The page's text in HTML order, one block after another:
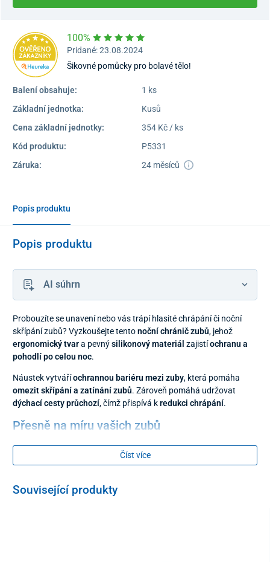
100%
Pridané: 23.08.2024
Šikovné pomůcky pro bolavé tělo!
Balení obsahuje:
1 ks
Základní jednotka:
Kusů
Cena základní jednotky:
354 Kč / ks
Kód produktu:
P5331
Záruka:
24 měsíců
Popis produktu
Popis produktu
AI súhrn
Probouzíte se unavení nebo vás trápí hlasité chrápání či noční
skřípání zubů? Vyzkoušejte tentonoční chránič zubů, jehož
ergonomický tvara pevnýsilikonový materiál zajistíochranu a
pohodlí po celou noc.
Náustek vytváříochrannou bariéru mezi zuby, která pomáha
omezit skřípání a zatínání zubů. Zároveň pomáhá udržovat
dýchací cesty průchozí, čímž přispívá kredukci chrápání.
Přesně na míru vašich zubů
Zubní dlaha je vyrobena ze speciálně tvrzenéhosilikonu, který se
přizpůsobit konturám vašich dásní a zubů
zchladit, pevně do něj zakousnout a poté opět vložit do studené
vody. Tímto způsobem si vytvoříte vlastní otisk, který zajistí, že
Číst více
Související produkty